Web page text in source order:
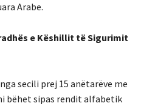
Arabe.
e Këshillit të Sigurimit
secili prej 15 anëtarëve me
bëhet sipas rendit alfabetik